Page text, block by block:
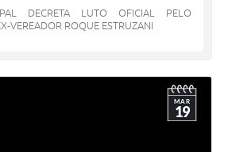
DECRETA LUTO OFICIAL PELO
VEREADOR ROQUE ESTRUZANI
MAR
19